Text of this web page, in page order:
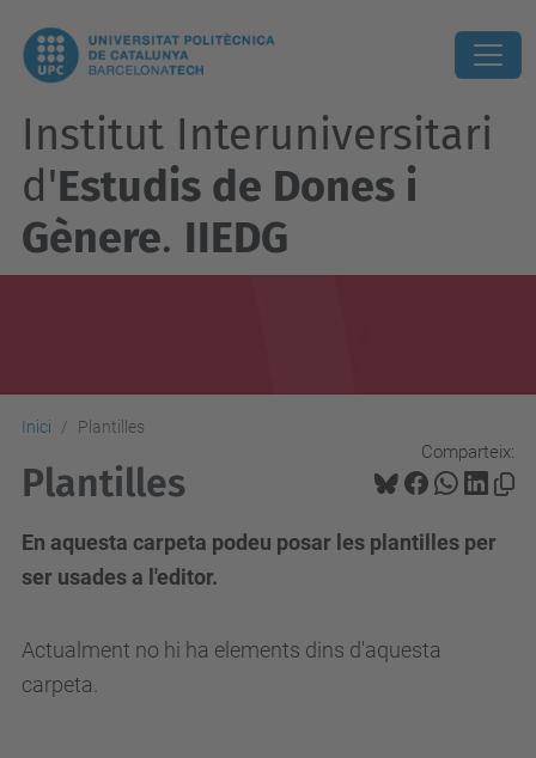
Institut Interuniversitari
d'Estudis de Dones i
Gènere. IIEDG
Inici Plantilles
Comparteix:
Plantilles
En aquesta carpeta podeu posar les plantilles per
ser usades a l'editor.
Actualment no hi ha elements dins d'aquesta
carpeta.